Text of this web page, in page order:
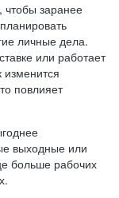
чтобы заранее
личные дела.
или работает
повлияет
выходные или
больше рабочих